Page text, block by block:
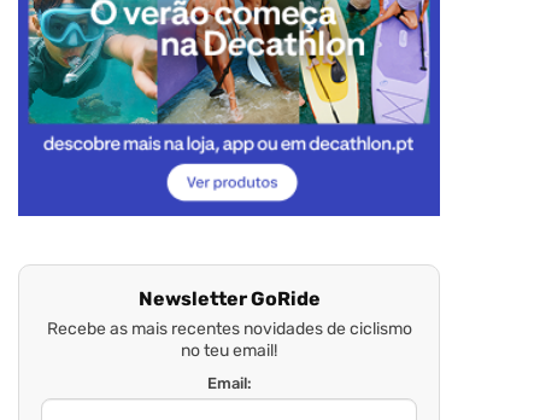
Newsletter GoRide
Recebe as mais recentes novidades de ciclismo
no teu email!
Email: